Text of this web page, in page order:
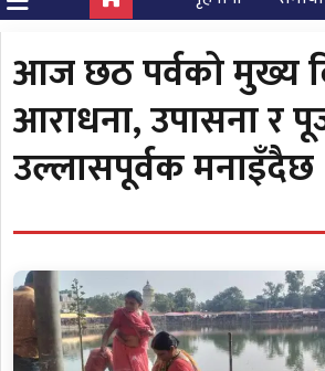
आज छठ पर्वको मुख्य
आराधना, उपासना र
उल्लासपूर्वक मनाइँदैछ